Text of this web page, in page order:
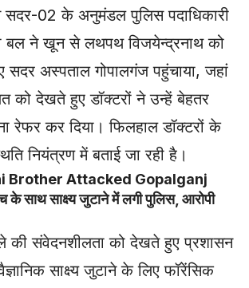
सदर-02 के अनुमंडल पुलिस पदाधिकारी
बल ने खून से लथपथ विजयेन्द्रनाथ को
अस्पताल गोपालगंज पहुंचाया, जहां
को देखते हुए डॉक्टरों ने उन्हें बेहतर
रेफर कर दिया। फिलहाल डॉक्टरों के
नियंत्रण में बताई जा रही है।
Brother Attacked Gopalganj
साथ साक्ष्य जुटाने में लगी पुलिस, आरोपी
की संवेदनशीलता को देखते हुए प्रशासन
साक्ष्य जुटाने के लिए फॉरेंसिक